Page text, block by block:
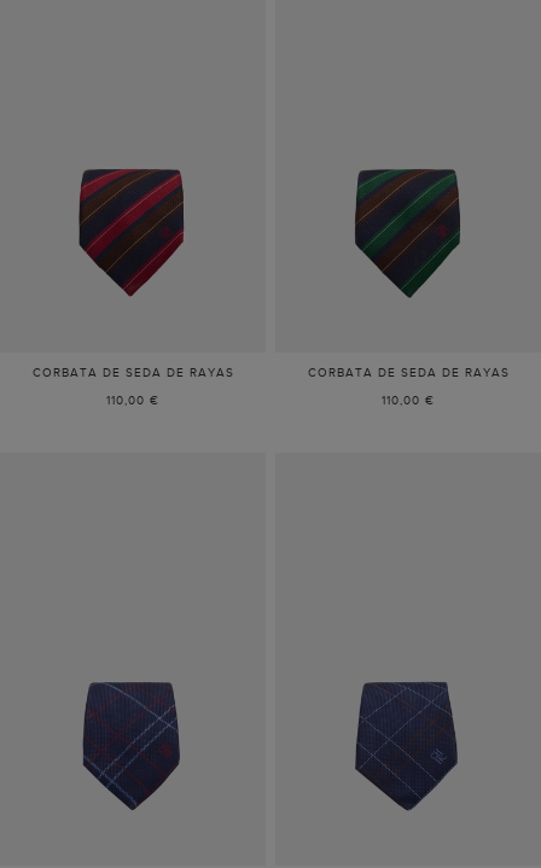
CORBATA DE SEDA DE RAYAS
110,00 €
CORBATA DE SEDA DE RAYAS
110,00 €